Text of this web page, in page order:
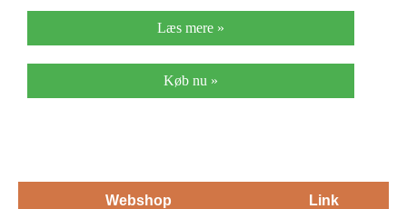
Læs mere »
Køb nu »
Webshop Link